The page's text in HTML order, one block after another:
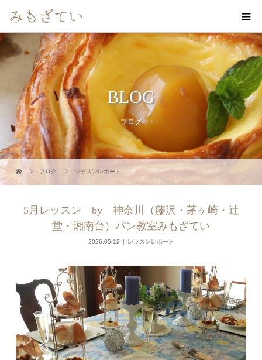
BLOG
ブログ
ブログ レッスンレポート
5月レッスン by 神奈川（藤沢・茅ヶ崎・辻
堂・湘南台）パン教室みもざてい
2026.05.12 レッスンレポート